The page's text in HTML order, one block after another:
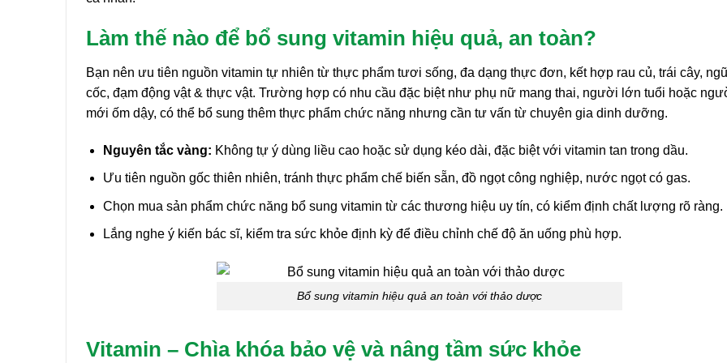
Làm thế nào để bổ sung vitamin hiệu quả, an toàn?
Bạn nên ưu tiên nguồn vitamin tự nhiên từ thực phẩm tươi sống, đa dạng thực đơn, kết hợp rau củ, trái cây, ngũ
cốc, đạm động vật & thực vật. Trường hợp có nhu cầu đặc biệt như phụ nữ mang thai, người lớn tuổi hoặc
mới ốm dậy, có thể bổ sung thêm thực phẩm chức năng nhưng cần tư vấn từ chuyên gia dinh dưỡng.
Nguyên tắc vàng: Không tự ý dùng liều cao hoặc sử dụng kéo dài, đặc biệt với vitamin tan trong dầu.
Ưu tiên nguồn gốc thiên nhiên, tránh thực phẩm chế biến sẵn, đồ ngọt công nghiệp, nước ngọt có gas.
Chọn mua sản phẩm chức năng bổ sung vitamin từ các thương hiệu uy tín, có kiểm định chất lượng rõ ràng.
Lắng nghe ý kiến bác sĩ, kiểm tra sức khỏe định kỳ để điều chỉnh chế độ ăn uống phù hợp.
Bổ sung vitamin hiệu quả an toàn với thảo dược
Vitamin – Chìa khóa bảo vệ và nâng tầm sức khỏe